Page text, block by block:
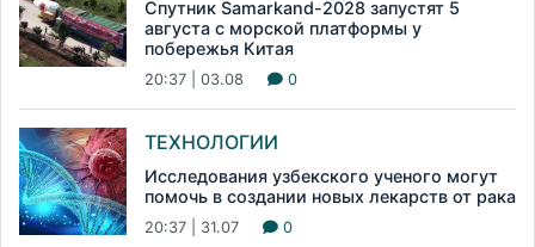
Спутник Samarkand-2028 запустят 5
августа с морской платформы у
побережья Китая
20:37 | 03.08 0
ТЕХНОЛОГИИ
Исследования узбекского ученого могут
помочь в создании новых лекарств от рака
20:37 | 31.07 0